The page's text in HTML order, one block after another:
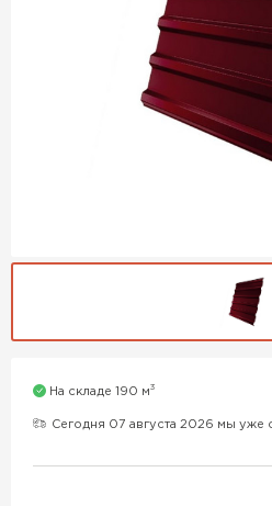
На складе 190 м3
Сегодня 07 августа 2026 мы уже